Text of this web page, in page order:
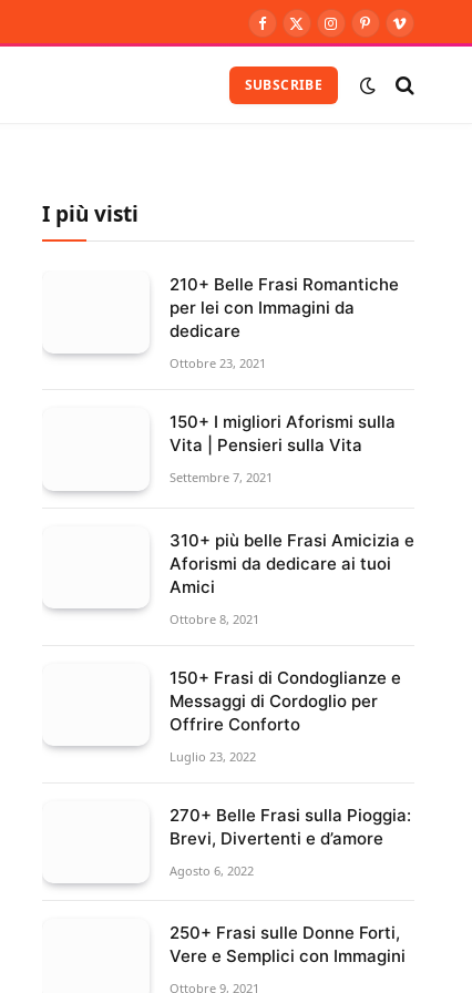
Facebook
X
Instagram
Pinterest
Vimeo
SUBSCRIBE
I più visti
210+ Belle Frasi Romantiche
per lei con Immagini da
dedicare
Ottobre 23, 2021
150+ I migliori Aforismi sulla
Vita | Pensieri sulla Vita
Settembre 7, 2021
310+ più belle Frasi Amicizia e
Aforismi da dedicare ai tuoi
Amici
Ottobre 8, 2021
150+ Frasi di Condoglianze e
Messaggi di Cordoglio per
Offrire Conforto
Luglio 23, 2022
270+ Belle Frasi sulla Pioggia:
Brevi, Divertenti e d’amore
Agosto 6, 2022
250+ Frasi sulle Donne Forti,
Vere e Semplici con Immagini
Ottobre 9, 2021